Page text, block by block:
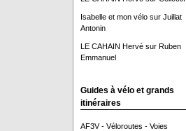
Isabelle et mon vélosur Juillat
Antonin
LE CAHAIN Hervésur Ruben
Emmanuel
Guides à vélo et grands
itinéraires
AF3V - Véloroutes - Voies